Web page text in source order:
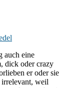
auch eine
dick oder crazy
er oder sie
weil